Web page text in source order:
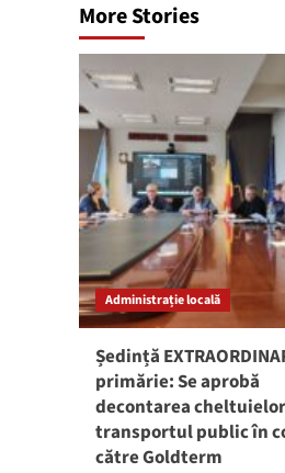
More Stories
Administrație locală
Ședință
primărie: Se aprobă
decontarea
transportul public în
către Goldterm